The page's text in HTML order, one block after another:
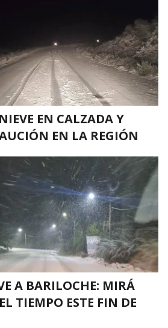
EN CALZADA Y
EN LA REGIÓN
A BARILOCHE: MIRÁ
TIEMPO ESTE FIN DE